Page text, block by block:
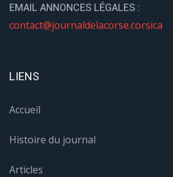
EMAIL ANNONCES LÉGALES :
contact@journaldelacorse.corsica
LIENS
Accueil
Histoire du journal
Articles